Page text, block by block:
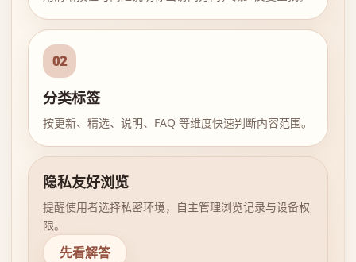
02
分类标签
按更新、精选、说明、FAQ 等维度快速判断内容范围。
隐私友好浏览
提醒使用者选择私密环境，自主管理浏览记录与设备权
限。
先看解答